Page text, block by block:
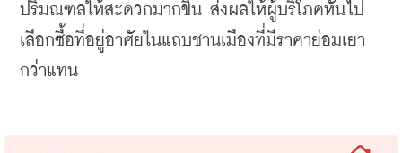
ปริมณฑลให้สะดวกมากขึ้น ส่งผลให้ผู้บริโภคหันไป
เลือกซื้อที่อยู่อาศัยในแถบชานเมืองที่มีราคาย่อมเยา
กว่าแทน